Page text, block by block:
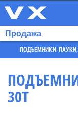
ВЫБРАННЫЙ
Продажа
ПОДЪЕМНИКИ-
30T